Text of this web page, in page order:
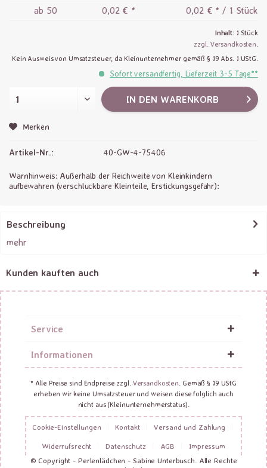
ab 50 0,02 € * 0,02 € * / 1 Stück
Inhalt: 1 Stück
zzgl. Versandkosten.
Kein Ausweis von Umsatzsteuer, da Kleinunternehmer gemäß § 19 Abs. 1 UStG.
Sofort versandfertig, Lieferzeit 3-5 Tage**
IN DEN WARENKORB
Merken
Artikel-Nr.: 40-GW-4-75406
Warnhinweis: Außerhalb der Reichweite von Kleinkindern
aufbewahren (verschluckbare Kleinteile, Erstickungsgefahr):
Beschreibung
mehr
Kunden kauften auch
Service
Informationen
* Alle Preise sind Endpreise zzgl. Versandkosten. Gemäß § 19 UStG
erheben wir keine Umsatzsteuer und weisen diese folglich auch
nicht aus (Kleinunternehmerstatus).
Cookie-Einstellungen Kontakt
Versand und Zahlung
Widerrufsrecht
Datenschutz AGB
Impressum
© Copyright - Perlenlädchen - Sabine Unterbusch. Alle Rechte